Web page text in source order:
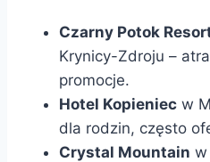
Czarny Potok
Krynicy-Zdroju –
promocje.
Hotel Kopieniec w
dla rodzin, często
Crystal Mountain w